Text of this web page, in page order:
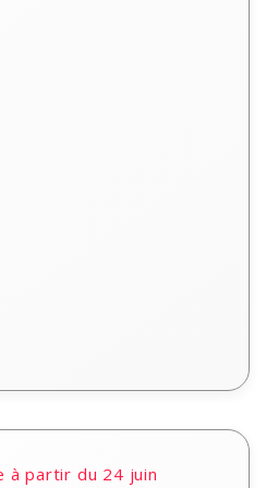
à partir du 24 juin